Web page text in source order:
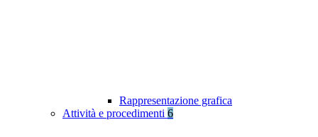
Rappresentazione grafica
Attività e procedimenti 6